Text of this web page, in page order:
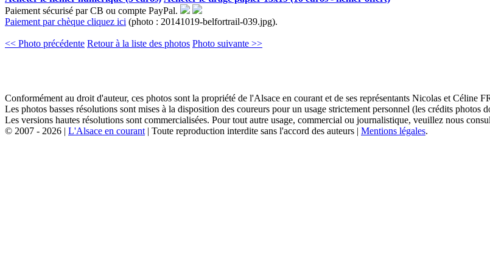
Paiement sécurisé par CB ou compte PayPal.
Paiement par chèque cliquez ici (photo : 20141019-belfortrail-039.jpg).
<< Photo précédente Retour à la liste des photos Photo suivante >>
Conformément au droit d'auteur, ces photos sont la propriété de l'Alsace en courant et de ses représentants Nicolas et Céline
Les photos basses résolutions sont mises à la disposition des coureurs pour un usage strictement personnel (les crédits photos
Les versions hautes résolutions sont commercialisées. Pour tout autre usage, commercial ou journalistique, veuillez nous
© 2007 - 2026 | L'Alsace en courant | Toute reproduction interdite sans l'accord des auteurs | Mentions légales.